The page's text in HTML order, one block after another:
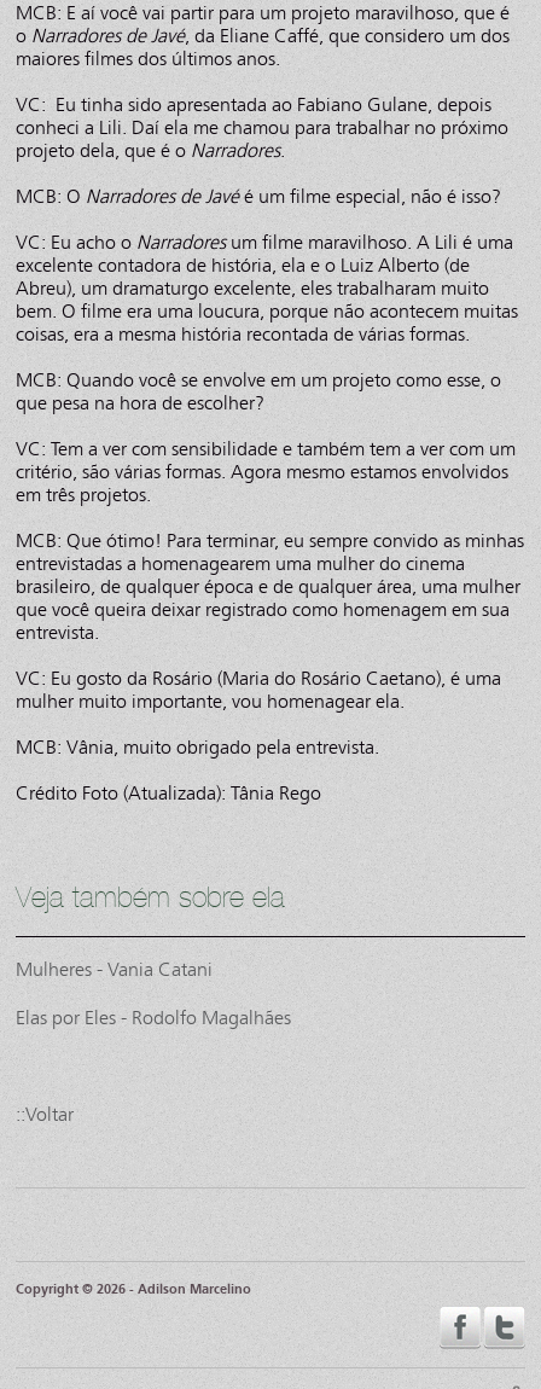
MCB: E aí você vai partir para um projeto maravilhoso, que é
o Narradores de Javé, da Eliane Caffé, que considero um dos
maiores filmes dos últimos anos.
VC: Eu tinha sido apresentada ao Fabiano Gulane, depois
conheci a Lili. Daí ela me chamou para trabalhar no próximo
projeto dela, que é o Narradores.
MCB: O Narradores de Javéé um filme especial, não é isso?
VC: Eu acho o Narradoresum filme maravilhoso. A Lili é uma
excelente contadora de história, ela e o Luiz Alberto (de
Abreu), um dramaturgo excelente, eles trabalharam muito
bem. O filme era uma loucura, porque não acontecem muitas
coisas, era a mesma história recontada de várias formas.
MCB: Quando você se envolve em um projeto como esse, o
que pesa na hora de escolher?
VC: Tem a ver com sensibilidade e também tem a ver com um
critério, são várias formas. Agora mesmo estamos envolvidos
em três projetos.
MCB: Que ótimo! Para terminar, eu sempre convido as minhas
entrevistadas a homenagearem uma mulher do cinema
brasileiro, de qualquer época e de qualquer área, uma mulher
que você queira deixar registrado como homenagem em sua
entrevista.
VC: Eu gosto da Rosário (Maria do Rosário Caetano), é uma
mulher muito importante, vou homenagear ela.
MCB: Vânia, muito obrigado pela entrevista.
Crédito Foto (Atualizada): Tânia Rego
Veja também sobre ela
Mulheres - Vania Catani
Elas por Eles - Rodolfo Magalhães
::Voltar
Copyright © 2026 - Adilson Marcelino